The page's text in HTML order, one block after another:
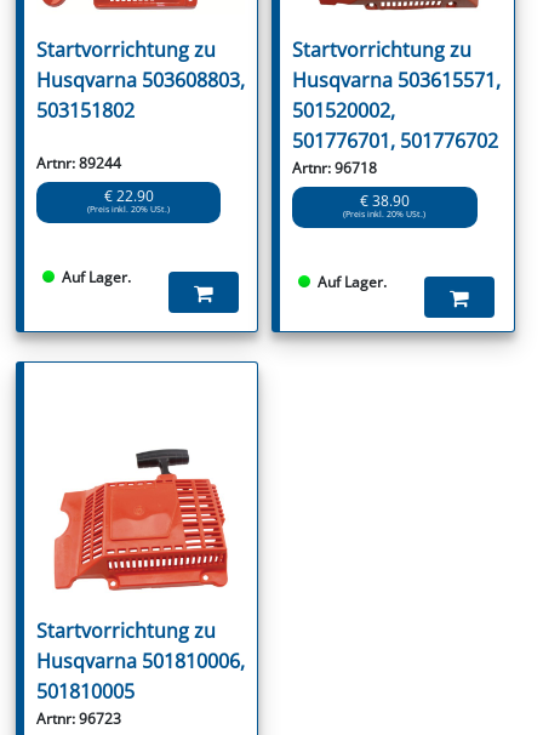
Startvorrichtung zu
Husqvarna 503608803,
503151802
Artnr: 89244
€ 22.90
(Preis inkl. 20% USt.)
Auf Lager.
Startvorrichtung zu
Husqvarna 503615571,
501520002,
501776701, 501776702
Artnr: 96718
€ 38.90
(Preis inkl. 20% USt.)
Auf Lager.
Startvorrichtung zu
Husqvarna 501810006,
501810005
Artnr: 96723